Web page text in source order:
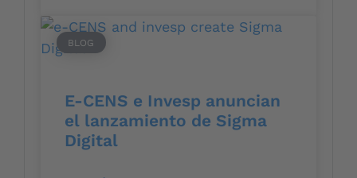
BLOG
E-CENS e Invesp anuncian
el lanzamiento de Sigma
Digital